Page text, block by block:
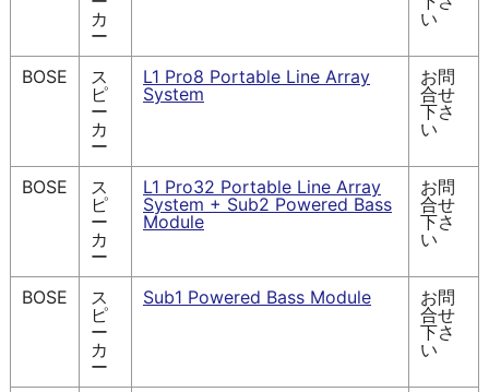
カ
ー
い
BOSE
ス
ピ
ー
カ
ー
L1 Pro8 Portable Line Array
System
お問
合せ
下さ
い
BOSE
ス
ピ
ー
カ
ー
L1 Pro32 Portable Line Array
System + Sub2 Powered Bass
Module
お問
合せ
下さ
い
BOSE
ス
ピ
ー
カ
ー
Sub1 Powered Bass Module
お問
合せ
下さ
い